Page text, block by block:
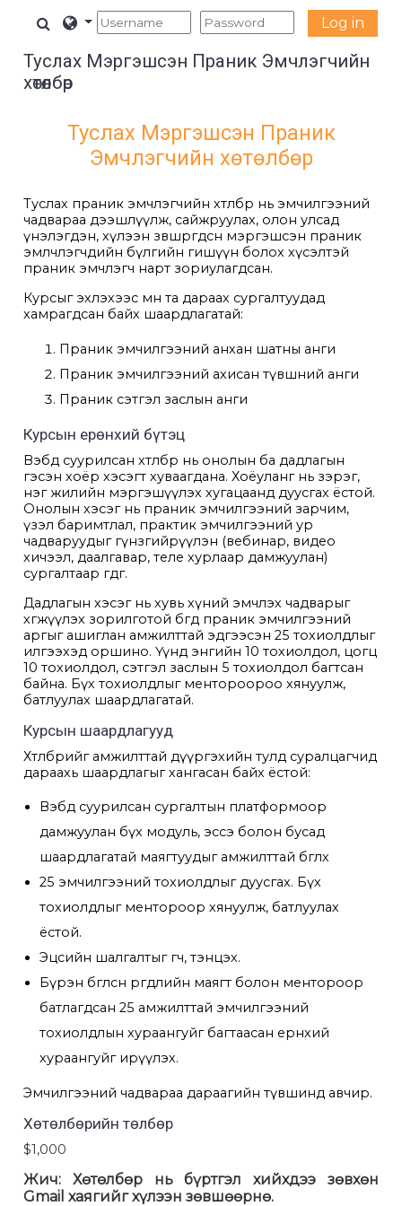
Skip to main content
Toggle search input Log in
Туслах Мэргэшсэн Праник Эмчлэгчийн
хөтөлбөр
Туслах Мэргэшсэн Праник
Эмчлэгчийн хөтөлбөр
Туслах праник эмчлэгчийн хөтөлбөр нь эмчилгээний
чадвараа дээшлүүлж, сайжруулах, олон улсад
үнэлэгдэн, хүлээн зөвшөөрөгдсөн мэргэшсэн праник
эмлчлэгчдийн бүлгийн гишүүн болох хүсэлтэй
праник эмчлэгч нарт зориулагдсан.
Курсыг эхлэхээс өмнө та дараах сургалтуудад
хамрагдсан байх шаардлагатай:
Праник эмчилгээний анхан шатны анги
Праник эмчилгээний ахисан түвшний анги
Праник сэтгэл заслын анги
Курсын ерөнхий бүтэц
Вэбд суурилсан хөтөлбөр нь онолын ба дадлагын
гэсэн хоёр хэсэгт хуваагдана. Хоёуланг нь зэрэг,
нэг жилийн мэргэшүүлэх хугацаанд дуусгах ёстой.
Онолын хэсэг нь праник эмчилгээний зарчим,
үзэл баримтлал, практик эмчилгээний ур
чадваруудыг гүнзгийрүүлэн (вебинар, видео
хичээл, даалгавар, теле хурлаар дамжуулан)
сургалтаар өгдөг.
Дадлагын хэсэг нь хувь хүний эмчлэх чадварыг
хөгжүүлэх зорилготой бөгөөд праник эмчилгээний
аргыг ашиглан амжилттай эдгээсэн 25 тохиолдлыг
илгээхэд оршино. Үүнд энгийн 10 тохиолдол, цогц
10 тохиолдол, сэтгэл заслын 5 тохиолдол багтсан
байна. Бүх тохиолдлыг ментороороо хянуулж,
батлуулах шаардлагатай.
Курсын шаардлагууд
Хөтөлбөрийг амжилттай дүүргэхийн тулд суралцагчид
дараахь шаардлагыг хангасан байх ёстой:
Вэбд суурилсан сургалтын платформоор
дамжуулан бүх модуль, эссэ болон бусад
шаардлагатай маягтуудыг амжилттай бөглөх
25 эмчилгээний тохиолдлыг дуусгах. Бүх
тохиолдлыг ментороор хянуулж, батлуулах
ёстой.
Эцсийн шалгалтыг өгч, тэнцэх.
Бүрэн бөглөсөн өргөдлийн маягт болон ментороор
батлагдсан 25 амжилттай эмчилгээний
тохиолдлын хураангуйг багтаасан ерөнхий
хураангуйг ирүүлэх.
Эмчилгээний чадвараа дараагийн түвшинд авчир.
Хөтөлбөрийн төлбөр
$1,000
Жич: Хөтөлбөр нь бүртгэл хийхдээ зөвхөн
Gmail хаягийг хүлээн зөвшөөрнө.